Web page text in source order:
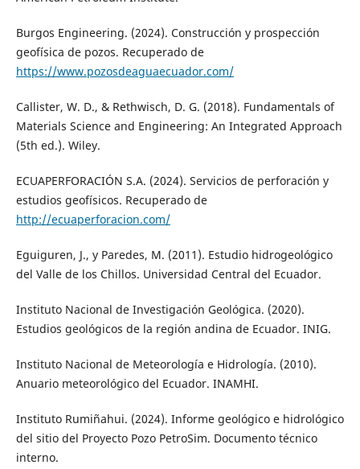
Burgos Engineering. (2024). Construcción y prospección
geofísica de pozos. Recuperado de
https://www.pozosdeaguaecuador.com/
Callister, W. D., & Rethwisch, D. G. (2018). Fundamentals of
Materials Science and Engineering: An Integrated Approach
(5th ed.). Wiley.
ECUAPERFORACIÓN S.A. (2024). Servicios de perforación y
estudios geofísicos. Recuperado de
http://ecuaperforacion.com/
Eguiguren, J., y Paredes, M. (2011). Estudio hidrogeológico
del Valle de los Chillos. Universidad Central del Ecuador.
Instituto Nacional de Investigación Geológica. (2020).
Estudios geológicos de la región andina de Ecuador. INIG.
Instituto Nacional de Meteorología e Hidrología. (2010).
Anuario meteorológico del Ecuador. INAMHI.
Instituto Rumiñahui. (2024). Informe geológico e hidrológico
del sitio del Proyecto Pozo PetroSim. Documento técnico
interno.